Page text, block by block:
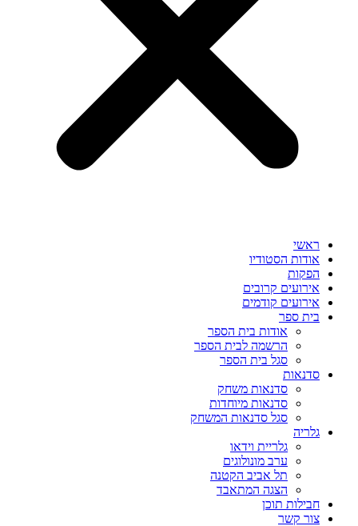
ראשי
אודות הסטודיו
הפקות
אירועים קרובים
אירועים קודמים
בית ספר
אודות בית הספר
הרשמה לבית הספר
סגל בית הספר
סדנאות
סדנאות משחק
סדנאות מיוחדות
סגל סדנאות המשחק
גלריה
גלריית וידאו
ערב מונולוגים
תל אביב הקטנה
הצגה המתאבד
חבילות תוכן
צור קשר